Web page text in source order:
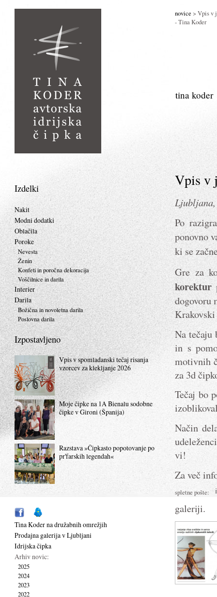
novice > Vpis v
- Tina Koder
tina koder
Izdelki
Nakit
Modni dodatki
Oblačila
Poroke
Nevesta
Ženin
Konfeti in poročna dekoracija
Voščilnice in darila
Interier
Darila
Božična in novoletna darila
Poslovna darila
Izpostavljeno
Vpis v spomladanski tečaj risanja
vzorcev za klekljanje 2026
Moje čipke na 1A Bienalu sodobne
čipke v Gironi (Španija)
Razstava »Čipkasto popotovanje po
pr'farskih legendah«
Tina Koder na družabnih omrežjih
Prodajna galerija v Ljubljani
Idrijska čipka
Arhiv novic:
2025
2024
2023
2022
Vpis v
Ljubljana,
Po
ponovno
ki se
Gre za
korektur
dogovoru
Na tečaju
in s
motivnih
za 3d
Tečaj bo
Način
vi!
Za več
spletne pošte:
galeriji.